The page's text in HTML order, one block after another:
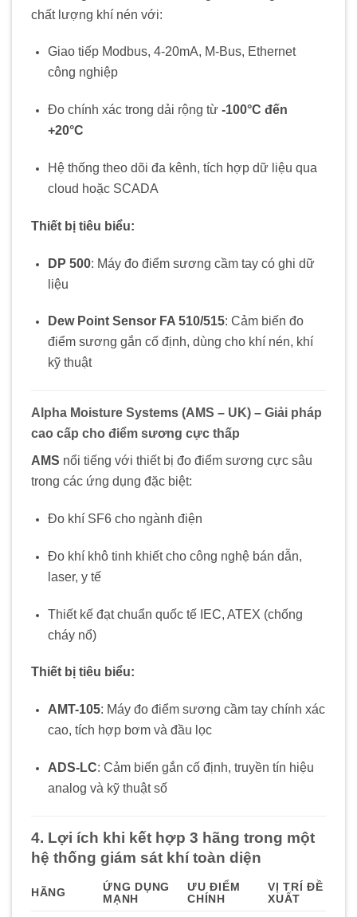
chất lượng khí nén với:
Giao tiếp Modbus, 4-20mA, M-Bus, Ethernet
công nghiệp
Đo chính xác trong dải rộng từ -100°C đến
+20°C
Hệ thống theo dõi đa kênh, tích hợp dữ liệu qua
cloud hoặc SCADA
Thiết bị tiêu biểu:
DP 500: Máy đo điểm sương cầm tay có ghi dữ
liệu
Dew Point Sensor FA 510/515: Cảm biến đo
điểm sương gắn cố định, dùng cho khí nén, khí
kỹ thuật
Alpha Moisture Systems (AMS – UK) – Giải pháp
cao cấp cho điểm sương cực thấp
AMS nổi tiếng với thiết bị đo điểm sương cực sâu
trong các ứng dụng đặc biệt:
Đo khí SF6 cho ngành điện
Đo khí khô tinh khiết cho công nghệ bán dẫn,
laser, y tế
Thiết kế đạt chuẩn quốc tế IEC, ATEX (chống
cháy nổ)
Thiết bị tiêu biểu:
AMT-105: Máy đo điểm sương cầm tay chính xác
cao, tích hợp bơm và đầu lọc
ADS-LC: Cảm biến gắn cố định, truyền tín hiệu
analog và kỹ thuật số
4. Lợi ích khi kết hợp 3 hãng trong một
hệ thống giám sát khí toàn diện
HÃNG
ỨNG DỤNG
MẠNH
ƯU ĐIỂM
CHÍNH
VỊ TRÍ ĐỀ
XUẤT